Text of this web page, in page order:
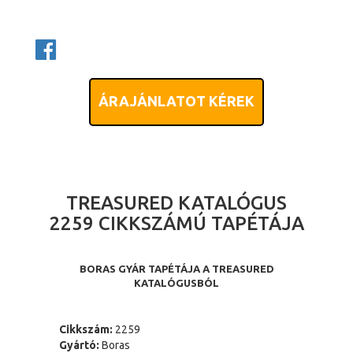
ÁRAJÁNLATOT KÉREK
TREASURED KATALÓGUS
2259 CIKKSZÁMÚ TAPÉTÁJA
BORAS GYÁR TAPÉTÁJA A TREASURED
KATALÓGUSBÓL
Cikkszám: 2259
Gyártó: Boras